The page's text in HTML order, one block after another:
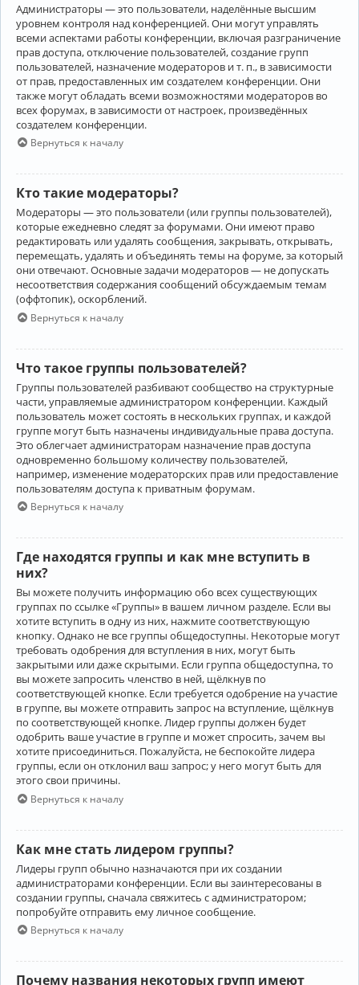
Администраторы — это пользователи, наделённые высшим
уровнем контроля над конференцией. Они могут управлять
всеми аспектами работы конференции, включая разграничение
прав доступа, отключение пользователей, создание групп
пользователей, назначение модераторов и т. п., в зависимости
от прав, предоставленных им создателем конференции. Они
также могут обладать всеми возможностями модераторов во
всех форумах, в зависимости от настроек, произведённых
создателем конференции.
Вернуться к началу
Кто такие модераторы?
Модераторы — это пользователи (или группы пользователей),
которые ежедневно следят за форумами. Они имеют право
редактировать или удалять сообщения, закрывать, открывать,
перемещать, удалять и объединять темы на форуме, за который
они отвечают. Основные задачи модераторов — не допускать
несоответствия содержания сообщений обсуждаемым темам
(оффтопик), оскорблений.
Вернуться к началу
Что такое группы пользователей?
Группы пользователей разбивают сообщество на структурные
части, управляемые администратором конференции. Каждый
пользователь может состоять в нескольких группах, и каждой
группе могут быть назначены индивидуальные права доступа.
Это облегчает администраторам назначение прав доступа
одновременно большому количеству пользователей,
например, изменение модераторских прав или предоставление
пользователям доступа к приватным форумам.
Вернуться к началу
Где находятся группы и как мне вступить в
них?
Вы можете получить информацию обо всех существующих
группах по ссылке «Группы» в вашем личном разделе. Если вы
хотите вступить в одну из них, нажмите соответствующую
кнопку. Однако не все группы общедоступны. Некоторые могут
требовать одобрения для вступления в них, могут быть
закрытыми или даже скрытыми. Если группа общедоступна, то
вы можете запросить членство в ней, щёлкнув по
соответствующей кнопке. Если требуется одобрение на участие
в группе, вы можете отправить запрос на вступление, щёлкнув
по соответствующей кнопке. Лидер группы должен будет
одобрить ваше участие в группе и может спросить, зачем вы
хотите присоединиться. Пожалуйста, не беспокойте лидера
группы, если он отклонил ваш запрос; у него могут быть для
этого свои причины.
Вернуться к началу
Как мне стать лидером группы?
Лидеры групп обычно назначаются при их создании
администраторами конференции. Если вы заинтересованы в
создании группы, сначала свяжитесь с администратором;
попробуйте отправить ему личное сообщение.
Вернуться к началу
Почему названия некоторых групп имеют